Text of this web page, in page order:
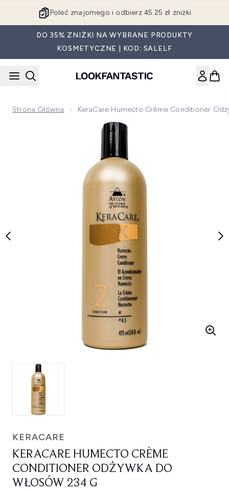
Poleć znajomego i odbierz 45.25 zł zniżki
DO 35% ZNIŻKI NA WYBRANE PRODUKTY
KOSMETYCZNE | KOD: SALELF
Strona Główna KeraCare Humecto Crème Conditioner
Now showing image 1 KeraCare Humecto Crème
KERACARE
KERACARE HUMECTO CRÈME
CONDITIONER ODŻYWKA DO
WŁOSÓW 234 G